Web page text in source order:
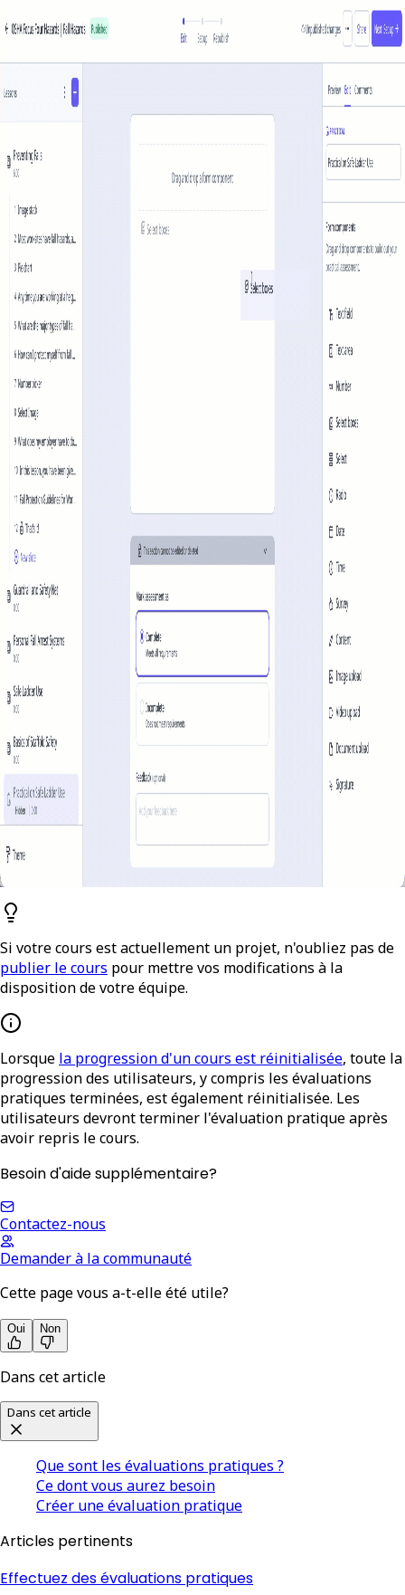
Si votre cours est actuellement un projet, n'oubliez pas de
publier le cours pour mettre vos modifications à la
disposition de votre équipe.
Lorsque la progression d'un cours est réinitialisée, toute la
progression des utilisateurs, y compris les évaluations
pratiques terminées, est également réinitialisée. Les
utilisateurs devront terminer l'évaluation pratique après
avoir repris le cours.
Besoin d'aide supplémentaire?
Contactez-nous
Demander à la communauté
Cette page vous a-t-elle été utile?
Oui Non
Dans cet article
Dans cet article
Que sont les évaluations pratiques ?
Ce dont vous aurez besoin
Créer une évaluation pratique
Articles pertinents
Effectuez des évaluations pratiques